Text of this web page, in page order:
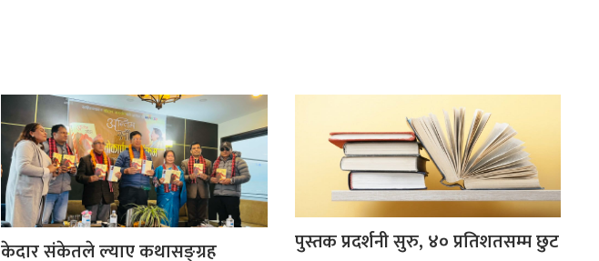
केदार संकेतले ल्याए कथासङ्ग्रह पुस्तक प्रदर्शनी सुरु, ४० प्रतिशतसम्म छुट